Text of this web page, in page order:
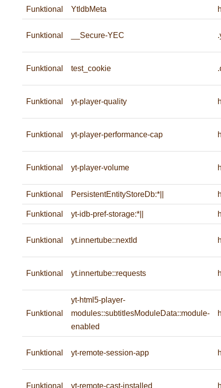
Funktional YtldbMeta
Funktional __Secure-YEC
Funktional test_cookie
Funktional yt-player-quality
Funktional yt-player-performance-cap
Funktional yt-player-volume
Funktional PersistentEntityStoreDb:*||
Funktional yt-idb-pref-storage:*||
Funktional yt.innertube::nextId
Funktional yt.innertube::requests
Funktional
yt-html5-player-
modules::subtitlesModuleData::module-
enabled
Funktional yt-remote-session-app
Funktional yt-remote-cast-installed